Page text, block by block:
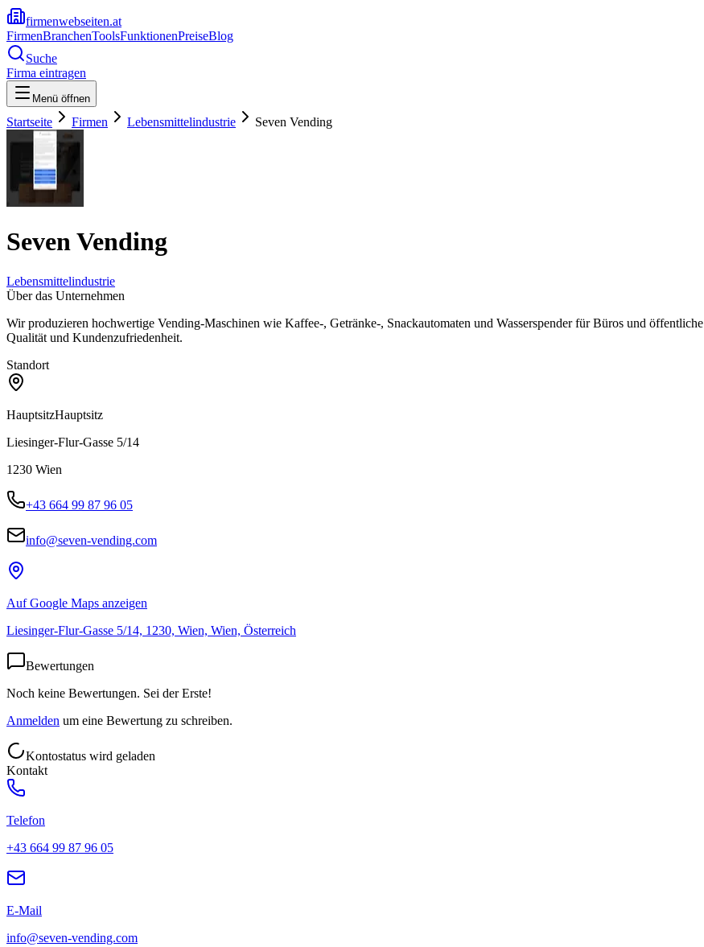
firmenwebseiten.at
FirmenBranchenToolsFunktionenPreiseBlog
Suche
Firma eintragen
Menü öffnen
Startseite Firmen Lebensmittelindustrie Seven Vending
Seven Vending
Lebensmittelindustrie
Über das Unternehmen
Wir produzieren hochwertige Vending-Maschinen wie Kaffee-, Getränke-, Snackautomaten und Wasserspender für Büros und
Qualität und Kundenzufriedenheit.
Standort
HauptsitzHauptsitz
Liesinger-Flur-Gasse 5/14
1230 Wien
+43 664 99 87 96 05
info@seven-vending.com
Auf Google Maps anzeigen
Liesinger-Flur-Gasse 5/14, 1230, Wien, Wien, Österreich
Bewertungen
Noch keine Bewertungen. Sei der Erste!
Anmelden um eine Bewertung zu schreiben.
Kontostatus wird geladen
Kontakt
Telefon
+43 664 99 87 96 05
E-Mail
info@seven-vending.com